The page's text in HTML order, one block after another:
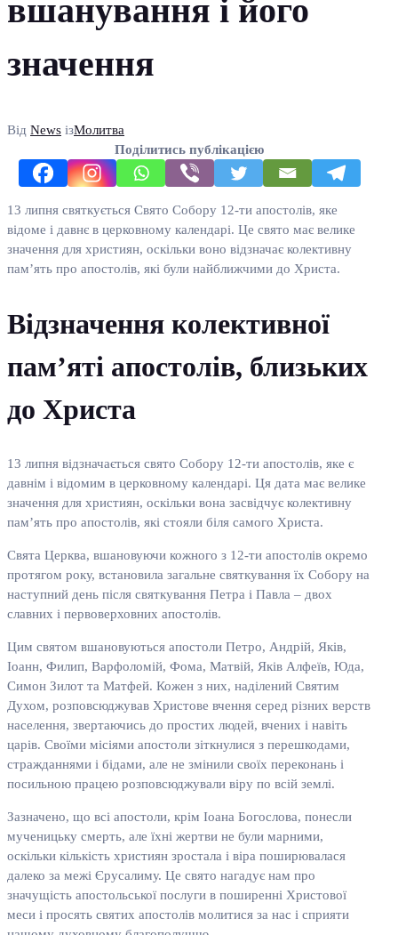
вшанування і його
значення
Від News ізМолитва
Поділитись публікацією
13 липня святкується Свято Собору 12-ти апостолів, яке
відоме і давнє в церковному календарі. Це свято має велике
значення для християн, оскільки воно відзначає колективну
пам’ять про апостолів, які були найближчими до Христа.
Відзначення колективної
пам’яті апостолів, близьких
до Христа
13 липня відзначається свято Собору 12-ти апостолів, яке є
давнім і відомим в церковному календарі. Ця дата має велике
значення для християн, оскільки вона засвідчує колективну
пам’ять про апостолів, які стояли біля самого Христа.
Свята Церква, вшановуючи кожного з 12-ти апостолів окремо
протягом року, встановила загальне святкування їх Собору на
наступний день після святкування Петра і Павла – двох
славних і первоверховних апостолів.
Цим святом вшановуються апостоли Петро, Андрій, Яків,
Іоанн, Филип, Варфоломій, Фома, Матвій, Яків Алфеїв, Юда,
Симон Зилот та Матфей. Кожен з них, наділений Святим
Духом, розповсюджував Христове вчення серед різних верств
населення, звертаючись до простих людей, вчених і навіть
царів. Своїми місіями апостоли зіткнулися з перешкодами,
стражданнями і бідами, але не змінили своїх переконань і
посильною працею розповсюджували віру по всій землі.
Зазначено, що всі апостоли, крім Іоана Богослова, понесли
мученицьку смерть, але їхні жертви не були марними,
оскільки кількість християн зростала і віра поширювалася
далеко за межі Єрусалиму. Це свято нагадує нам про
значущість апостольської послуги в поширенні Христової
меси і просять святих апостолів молитися за нас і сприяти